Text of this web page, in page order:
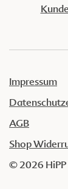
Impressum
AGB
Shop
© 2026 HiPP